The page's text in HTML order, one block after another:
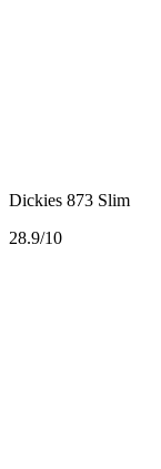
Dickies 873 Slim
28.9/10